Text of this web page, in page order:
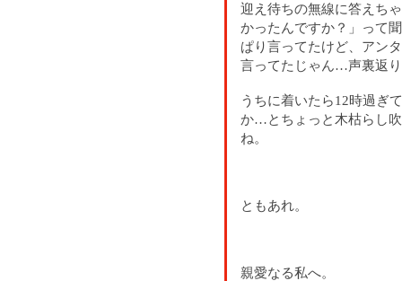
迎え待ちの無線に答えち
かったんですか？」って
ぱり言ってたけど、アン
言ってたじゃん…声裏返
うちに着いたら12時過ぎ
か…とちょっと木枯らし
ね。
ともあれ。
親愛なる私へ。